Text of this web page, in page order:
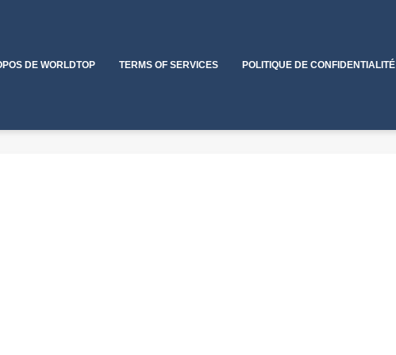
DE WORLDTOP TERMS OF SERVICES POLITIQUE DE CONFIDENTIALITÉ